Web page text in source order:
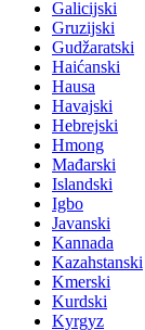
Galicijski
Gruzijski
Gudžaratski
Haićanski
Hausa
Havajski
Hebrejski
Hmong
Mađarski
Islandski
Igbo
Javanski
Kannada
Kazahstanski
Kmerski
Kurdski
Kyrgyz